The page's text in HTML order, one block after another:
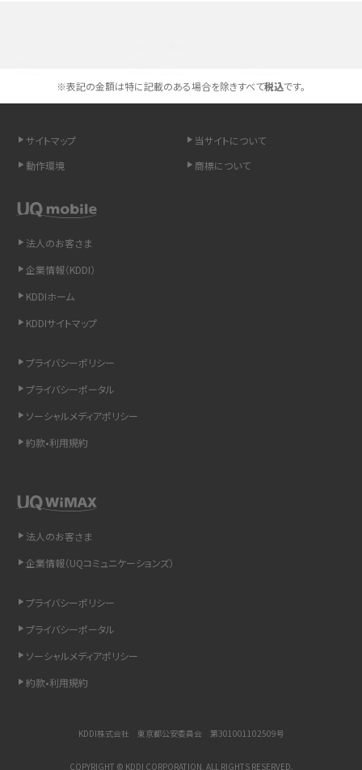
LINEの引き継ぎ方法は？対象データや事前準備・条件・注意点などを解説
LINEの通知がこない時の原因と対処法9選！設定の確認手順も解説
非通知設定とは？184で電話をかける方法やiPhone・Androidの設定を解説
スマホのウィジェットとは？iPhone・Androidの設定方法やおススメを紹介
リプライ機能とは？LINE、X（旧Twitter）、Instagram、TikTokで送る方法を解説
インスタのDMの送り方は？便利機能の使い方や注意点をわかりやすく解説
Bluetooth®とは？Wi-Fiとの違いやスマホ・PCとの接続方法を解説
「iPhoneを探す」の使い方と設定方法を紹介！ブラウザやアプリから探す方法を
紹介
着信拒否とは？設定方法やブロックした番号の確認方法を解説
iCloudとは？バックアップ設定方法や空き容量が足りない時の対処法を紹介
※表記の金額は特に記載のある場合を除きすべて税込です。
サイトマップ
当サイトについて
動作環境
商標について
法人のお客さま
企業情報（KDDI）
KDDIホーム
KDDIサイトマップ
プライバシーポリシー
プライバシーポータル
ソーシャルメディアポリシー
約款•利用規約
法人のお客さま
企業情報（UQコミュニケーションズ）
プライバシーポリシー
プライバシーポータル
ソーシャルメディアポリシー
約款•利用規約
KDDI株式会社 東京都公安委員会 第301001102509号
COPYRIGHT © KDDI CORPORATION, ALL RIGHTS RESERVED.